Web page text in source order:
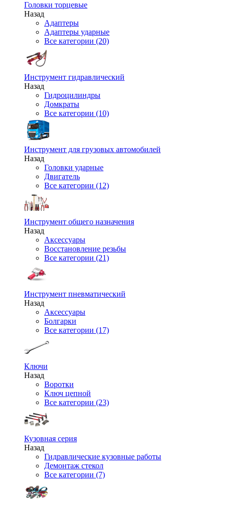
Головки торцевые
Назад
Адаптеры
Адаптеры ударные
Все категории (20)
Инструмент гидравлический
Назад
Гидроцилиндры
Домкраты
Все категории (10)
Инструмент для грузовых автомобилей
Назад
Головки ударные
Двигатель
Все категории (12)
Инструмент общего назначения
Назад
Аксессуары
Восстановление резьбы
Все категории (21)
Инструмент пневматический
Назад
Аксессуары
Болгарки
Все категории (17)
Ключи
Назад
Воротки
Ключ цепной
Все категории (23)
Кузовная серия
Назад
Гидравлические кузовные работы
Демонтаж стекол
Все категории (7)